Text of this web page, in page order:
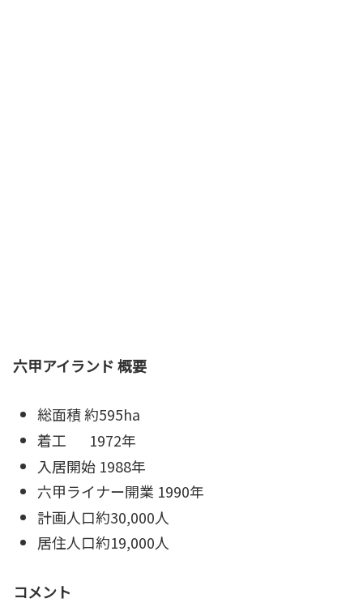
六甲アイランド 概要
総面積 約595ha
着工 1972年
入居開始 1988年
六甲ライナー開業 1990年
計画人口約30,000人
居住人口約19,000人
コメント